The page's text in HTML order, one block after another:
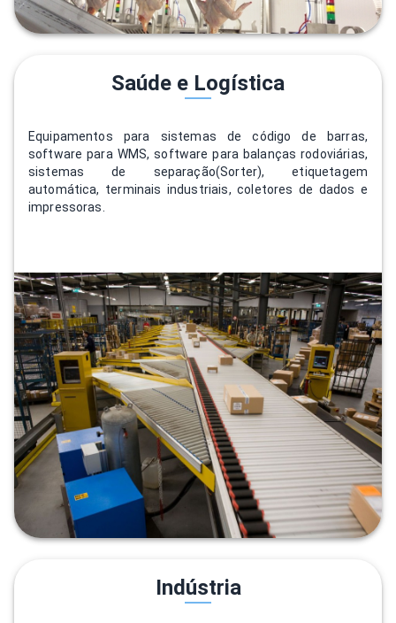
Saúde e Logística
Equipamentos para sistemas de código de barras,
software para WMS, software para balanças rodoviárias,
sistemas de separação(Sorter), etiquetagem
automática, terminais industriais, coletores de dados e
impressoras.
Indústria